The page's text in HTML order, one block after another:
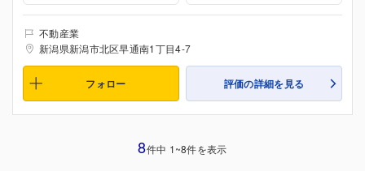
不動産業
新潟県新潟市北区早通南1丁目4-7
フォロー 評価の詳細を見る
8件中 1~8件を表示